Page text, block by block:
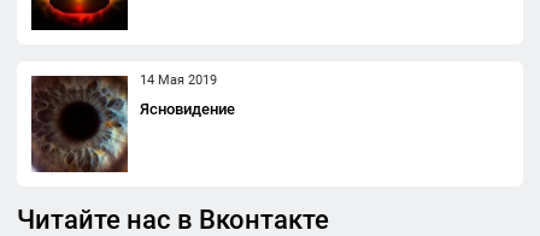
14 Мая 2019
Ясновидение
Читайте нас в Вконтакте